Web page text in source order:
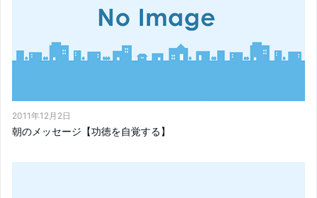
2011年12月2日
朝のメッセージ【功徳を自覚する】